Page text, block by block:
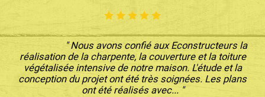
" Nous avons confié aux Econstructeurs la
réalisation de la charpente, la couverture et la toiture
végétalisée intensive de notre maison. L'étude et la
conception du projet ont été très soignées. Les plans
ont été réalisés avec... "